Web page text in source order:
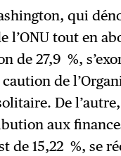
qui
l’ONU tout en
de 27,9 %,
de
De
aux
de 15,22 %, se